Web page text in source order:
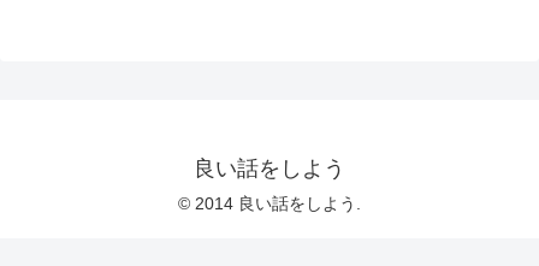
良い話をしよう
© 2014 良い話をしよう.